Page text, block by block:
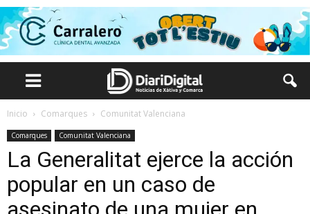
Inicio Comarques Comunitat Valenciana
Comarques Comunitat Valenciana
La Generalitat ejerce la acción
popular en un caso de